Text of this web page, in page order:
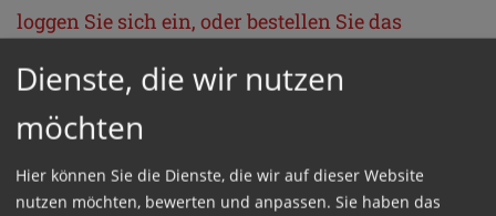
loggen Sie sich ein, oder bestellen Sie das
GESCHÜTZTER BEREICH
Bitte melden Sie sich mit Ihrem Benutzernamen
Dienste, die wir nutzen
möchten
Hier können Sie die Dienste, die wir auf dieser Website
nutzen möchten, bewerten und anpassen. Sie haben das